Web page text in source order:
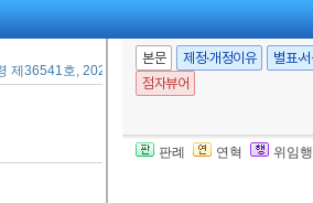
제36541호, 2026. 7. 28., 일부개정]
본문 제정·개정이유
별표·
점자뷰어
판례 연혁 위임
⑤법 제82조
2.「정부출연
의 설립ㆍ